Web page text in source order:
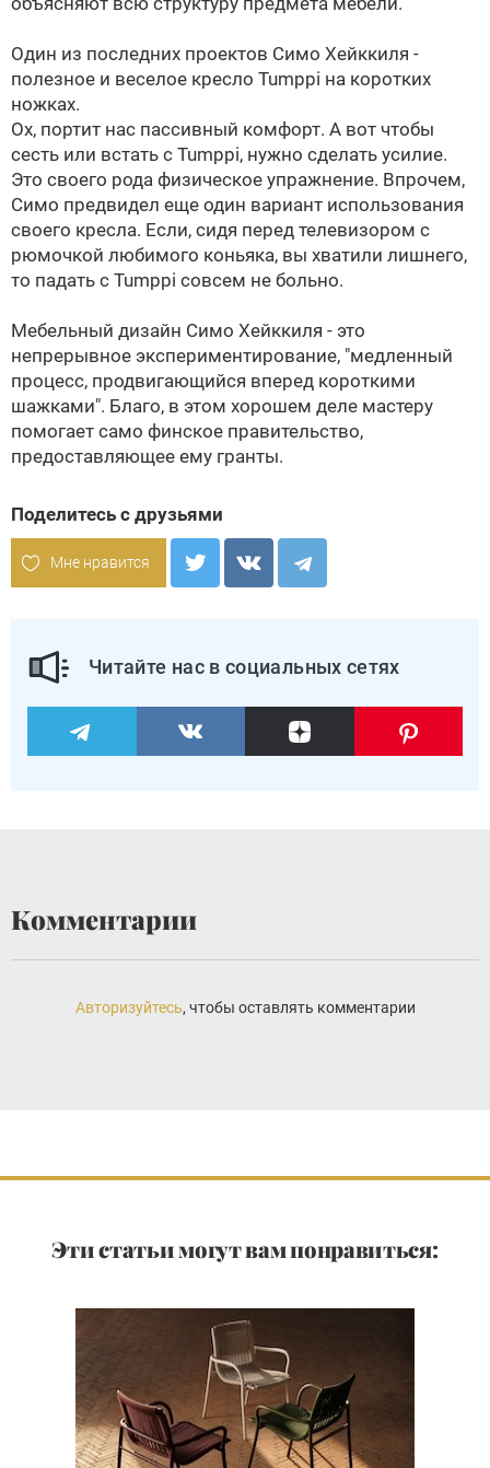
Один из последних проектов Симо Хейккиля -
полезное и веселое кресло Tumppi на коротких
ножках.
Ох, портит нас пассивный комфорт. А вот чтобы
сесть или встать с Tumppi, нужно сделать усилие.
Это своего рода физическое упражнение. Впрочем,
Симо предвидел еще один вариант использования
своего кресла. Если, сидя перед телевизором с
рюмочкой любимого коньяка, вы хватили лишнего,
то падать с Tumppi совсем не больно.
Мебельный дизайн Симо Хейккиля - это
непрерывное экспериментирование, "медленный
процесс, продвигающийся вперед короткими
шажками". Благо, в этом хорошем деле мастеру
помогает само финское правительство,
предоставляющее ему гранты.
Поделитесь с друзьями
Мне нравится
Читайте нас в социальных сетях
Комментарии
Авторизуйтесь, чтобы оставлять комментарии
Эти статьи могут вам понравиться: